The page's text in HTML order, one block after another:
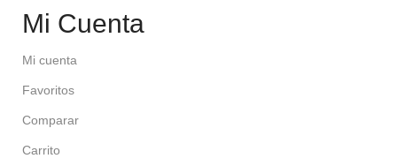
Mi Cuenta
Mi cuenta
Favoritos
Comparar
Carrito